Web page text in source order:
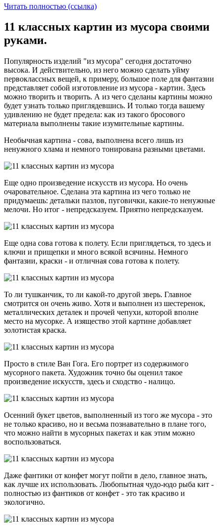
Читать полностью (ссылка)
11 классных картин из мусора своими
руками.
Популярность изделий "из мусора" сегодня достаточно
высока. И действительно, из него можно сделать уйму
первоклассных вещей, к примеру, большое поле для фантазии
представляет собой изготовление из мусора - картин. Здесь
можно творить и творить. А из чего сделаны картины можно
будет узнать только приглядевшись. И только тогда вашему
удивлению не будет предела: как из такого бросового
материала выполнены такие изумительные картины.
Необычная картина - сова, выполнена всего лишь из
ненужного хлама и немного тонирована разными цветами.
Еще одно произведение искусств из мусора. Но очень
очаровательное. Сделана эта картина из чего только не
придумаешь: детальки пазлов, пуговички, какие-то ненужные
мелочи. Но итог - непредсказуем. Приятно непредсказуем.
Еще одна сова готова к полету. Если приглядеться, то здесь и
ключи и прищепки и много всякой всячины. Немного
фантазии, краски - и отличная сова готова к полету.
То ли тушканчик, то ли какой-то другой зверь. Главное
смотрится он очень живо. Хотя и выполнен из шестеренок,
металлических деталек и прочей чепухи, которой вполне
место на мусорке. А изящество этой картине добавляет
золотистая краска.
Просто в стиле Ван Гога. Его портрет из содержимого
мусорного пакета. Художник точно бы оценил такое
произведение искусств, здесь и сходство - налицо.
Осенний букет цветов, выполненный из того же мусора - это
не только красиво, но и весьма познавательно в плане того,
что можно найти в мусорных пакетах и как этим можно
воспользоваться.
Даже фантики от конфет могут пойти в дело, главное знать,
как лучше их использовать. Любопытная чудо-юдо рыба кит -
полностью из фантиков от конфет - это так красиво и
экологично.